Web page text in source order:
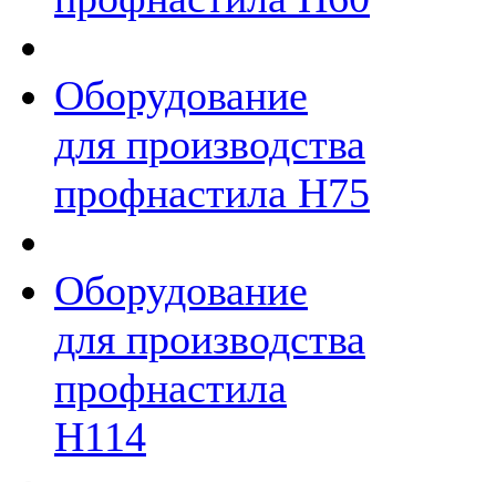
Оборудование
для производства
профнастила Н75
Оборудование
для производства
профнастила
Н114